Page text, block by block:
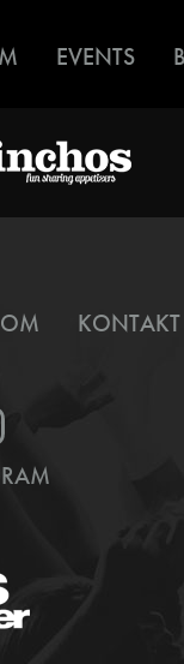
EVENTS
OM KONTAKT